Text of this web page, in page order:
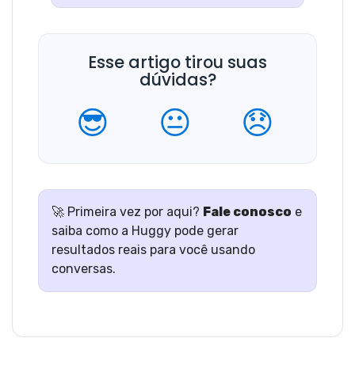
Esse artigo tirou suas
dúvidas?
😎 😐 😞
🚀 Primeira vez por aqui? Fale conosco e
saiba como a Huggy pode gerar
resultados reais para você usando
conversas.